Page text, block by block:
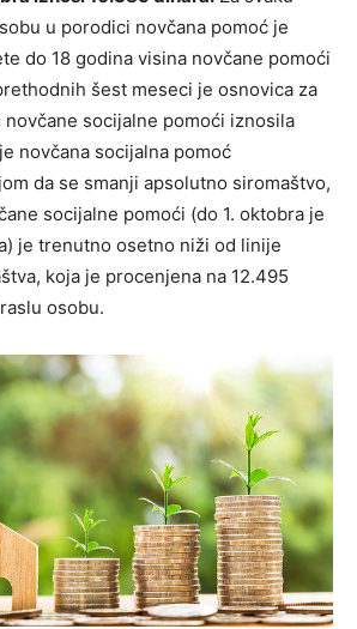
u porodici novčana pomoć je
do 18 godina visina novčane pomoći
šest meseci je osnovica za
socijalne pomoći iznosila
novčana socijalna pomoć
da se smanji apsolutno siromaštvo,
socijalne pomoći (do 1. oktobra je
je trenutno osetno niži od linije
koja je procenjena na 12.495
osobu.